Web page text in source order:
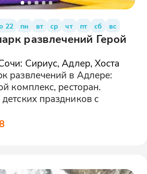
22 пн вт ср чт пт сб вс
развлечений Герой
Сириус, Адлер, Хоста
развлечений в Адлере:
комплекс, ресторан.
праздников с